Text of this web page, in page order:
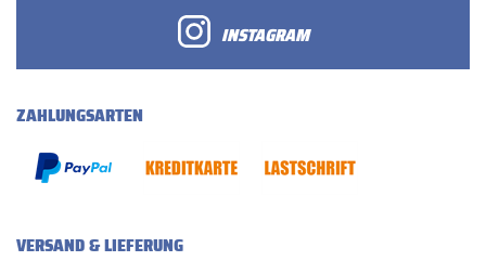
INSTAGRAM
ZAHLUNGSARTEN
VERSAND & LIEFERUNG